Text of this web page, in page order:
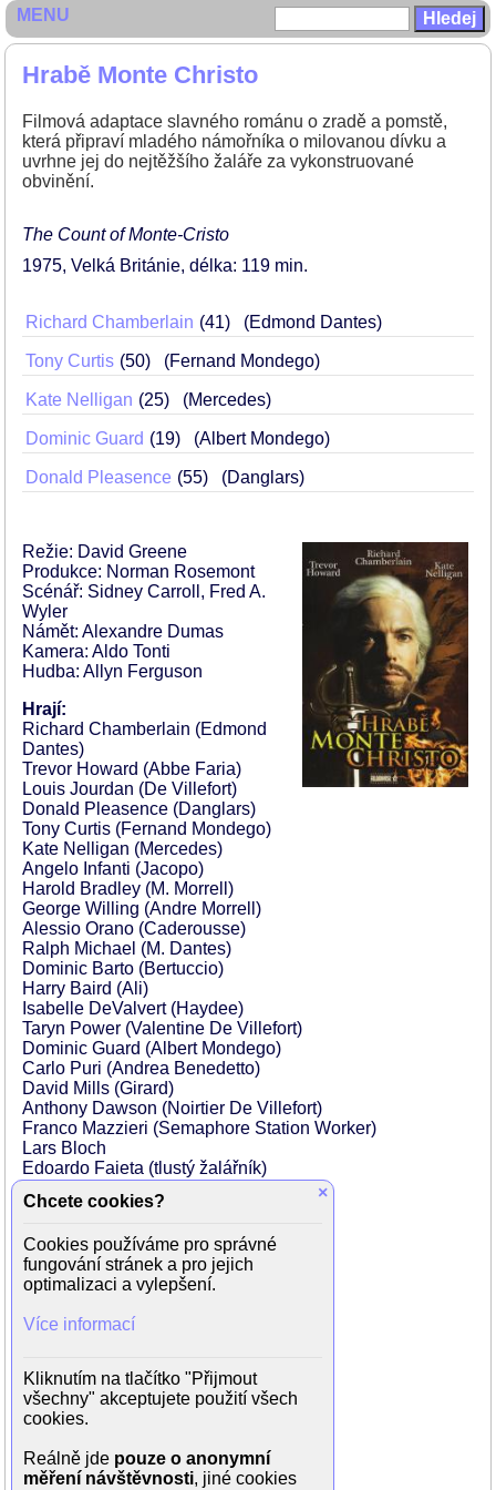
Hrabě Monte Christo
Filmová adaptace slavného románu o zradě a pomstě,
která připraví mladého námořníka o milovanou dívku a
uvrhne jej do nejtěžšího žaláře za vykonstruované
obvinění.
The Count of Monte-Cristo
1975 Velká Británie délka: 119 min
Richard Chamberlain 41 (Edmond Dantes)
Tony Curtis 50 (Fernand Mondego)
Kate Nelligan 25 (Mercedes)
Dominic Guard 19 (Albert Mondego)
Donald Pleasence 55 (Danglars)
Režie: David Greene
Produkce: Norman Rosemont
Scénář: Sidney Carroll, Fred A.
Wyler
Námět: Alexandre Dumas
Kamera: Aldo Tonti
Hudba: Allyn Ferguson
Hrají:
Richard Chamberlain (Edmond
Dantes)
Trevor Howard (Abbe Faria)
Louis Jourdan (De Villefort)
Donald Pleasence (Danglars)
Tony Curtis (Fernand Mondego)
Kate Nelligan (Mercedes)
Angelo Infanti (Jacopo)
Harold Bradley (M. Morrell)
George Willing (Andre Morrell)
Alessio Orano (Caderousse)
Ralph Michael (M. Dantes)
Dominic Barto (Bertuccio)
Harry Baird (Ali)
Isabelle DeValvert (Haydee)
Taryn Power (Valentine De Villefort)
Dominic Guard (Albert Mondego)
Carlo Puri (Andrea Benedetto)
David Mills (Girard)
Anthony Dawson (Noirtier De Villefort)
Franco Mazzieri (Semaphore Station Worker)
Lars Bloch
Edoardo Faieta (tlustý žalářník)
Cyrus Elias (seržant v kanceláři)
Piero Gerlini (kněz)
Andrea Esterhazy (lokaj)
George Higgins
Renzo Marignano
Troy Patterson
Albert Rueprecht
Marco Tulli
Bill Vanders
Louis Waldon
Richard Watson
MENU
×
Chcete cookies?
Cookies používáme pro správné
fungování stránek a pro jejich
optimalizaci a vylepšení.
Více informací
Kliknutím na tlačítko "Přijmout
všechny" akceptujete použití všech
cookies.
Reálně jde pouze o anonymní
měření návštěvnosti, jiné cookies